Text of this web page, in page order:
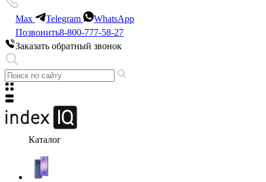
Max Telegram
WhatsApp
Позвонить8-800-777-58-27
Заказать обратный звонок
Каталог